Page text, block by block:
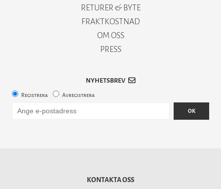
RETURER & BYTE
FRAKTKOSTNAD
OM OSS
PRESS
NYHETSBREV
Registrera Avregistrera
OK
KONTAKTA OSS